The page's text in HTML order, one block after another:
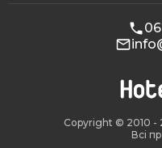
Наші партнери
Реклама на Hotels24
Бронювання для груп
Конференц-зали
Програма для афіліатів
Copyright © 2010
Всі